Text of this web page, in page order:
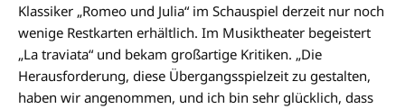
Klassiker „Romeo und Julia“ im Schauspiel derzeit nur noch
wenige Restkarten erhältlich. Im Musiktheater begeistert
„La traviata“ und bekam großartige Kritiken. „Die
Herausforderung, diese Übergangsspielzeit zu gestalten,
haben wir angenommen, und ich bin sehr glücklich, dass